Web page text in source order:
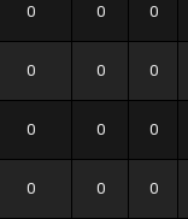
0 0 0
0 0 0
0 0 0
0 0 0